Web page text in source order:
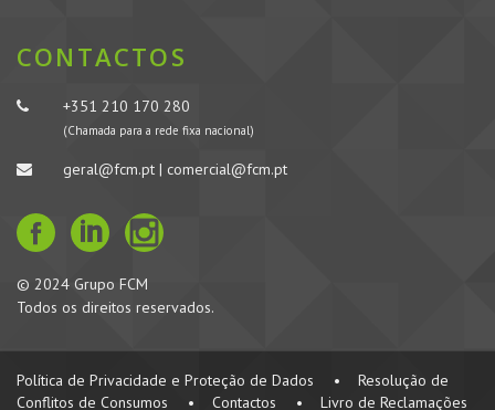
CONTACTOS
+351 210 170 280
(Chamada para a rede fixa nacional)
geral@fcm.pt | comercial@fcm.pt
© 2024 Grupo FCM
Todos os direitos reservados.
Política de Privacidade e Proteção de Dados •
Resolução de
Conflitos de Consumos
• Contactos • Livro de Reclamações